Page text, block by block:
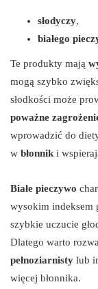
słodyczy,
białego
Te produkty mają
mogą szybko
słodkości może
poważne
wprowadzić do
w błonnik i
Białe pieczywo
wysokim indeksem
szybkie uczucie
Dlatego warto
pełnoziarnisty lub
więcej błonnika.